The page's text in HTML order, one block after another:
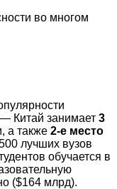
во многом
Китай занимает 3
а также 2-е место
лучших вузов
обучается в
($164 млрд).